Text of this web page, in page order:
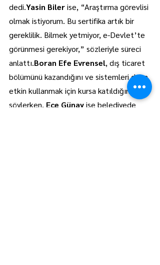
dedi.Yasin Biler ise, “Araştırma görevlisi
olmak istiyorum. Bu sertifika artık bir
gereklilik. Bilmek yetmiyor, e-Devlet’te
görünmesi gerekiyor,” sözleriyle süreci
anlattı.Boran Efe Evrensel, dış ticaret
bölümünü kazandığını ve sistemleri daha
etkin kullanmak için kursa katıldığını
söylerken, Ece Günay ise belediyede